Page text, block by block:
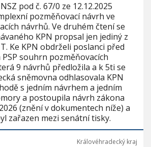
pod č. 67/0 ze 12.12.2025
pozměňovací návrh ve
návrhů. Ve druhém čtení se
KPN propsal jen jediný z
Ke KPN obdrželi poslanci před
souhrn pozměňovacích
9 návrhů předložila a k 5ti se
sněmovna odhlasovala KPN
s jedním návrhem a jedním
a postoupila návrh zákona
(znění v dokumentech níže) a
zařazen mezi senátní tisky.
Královéhradecký kraj